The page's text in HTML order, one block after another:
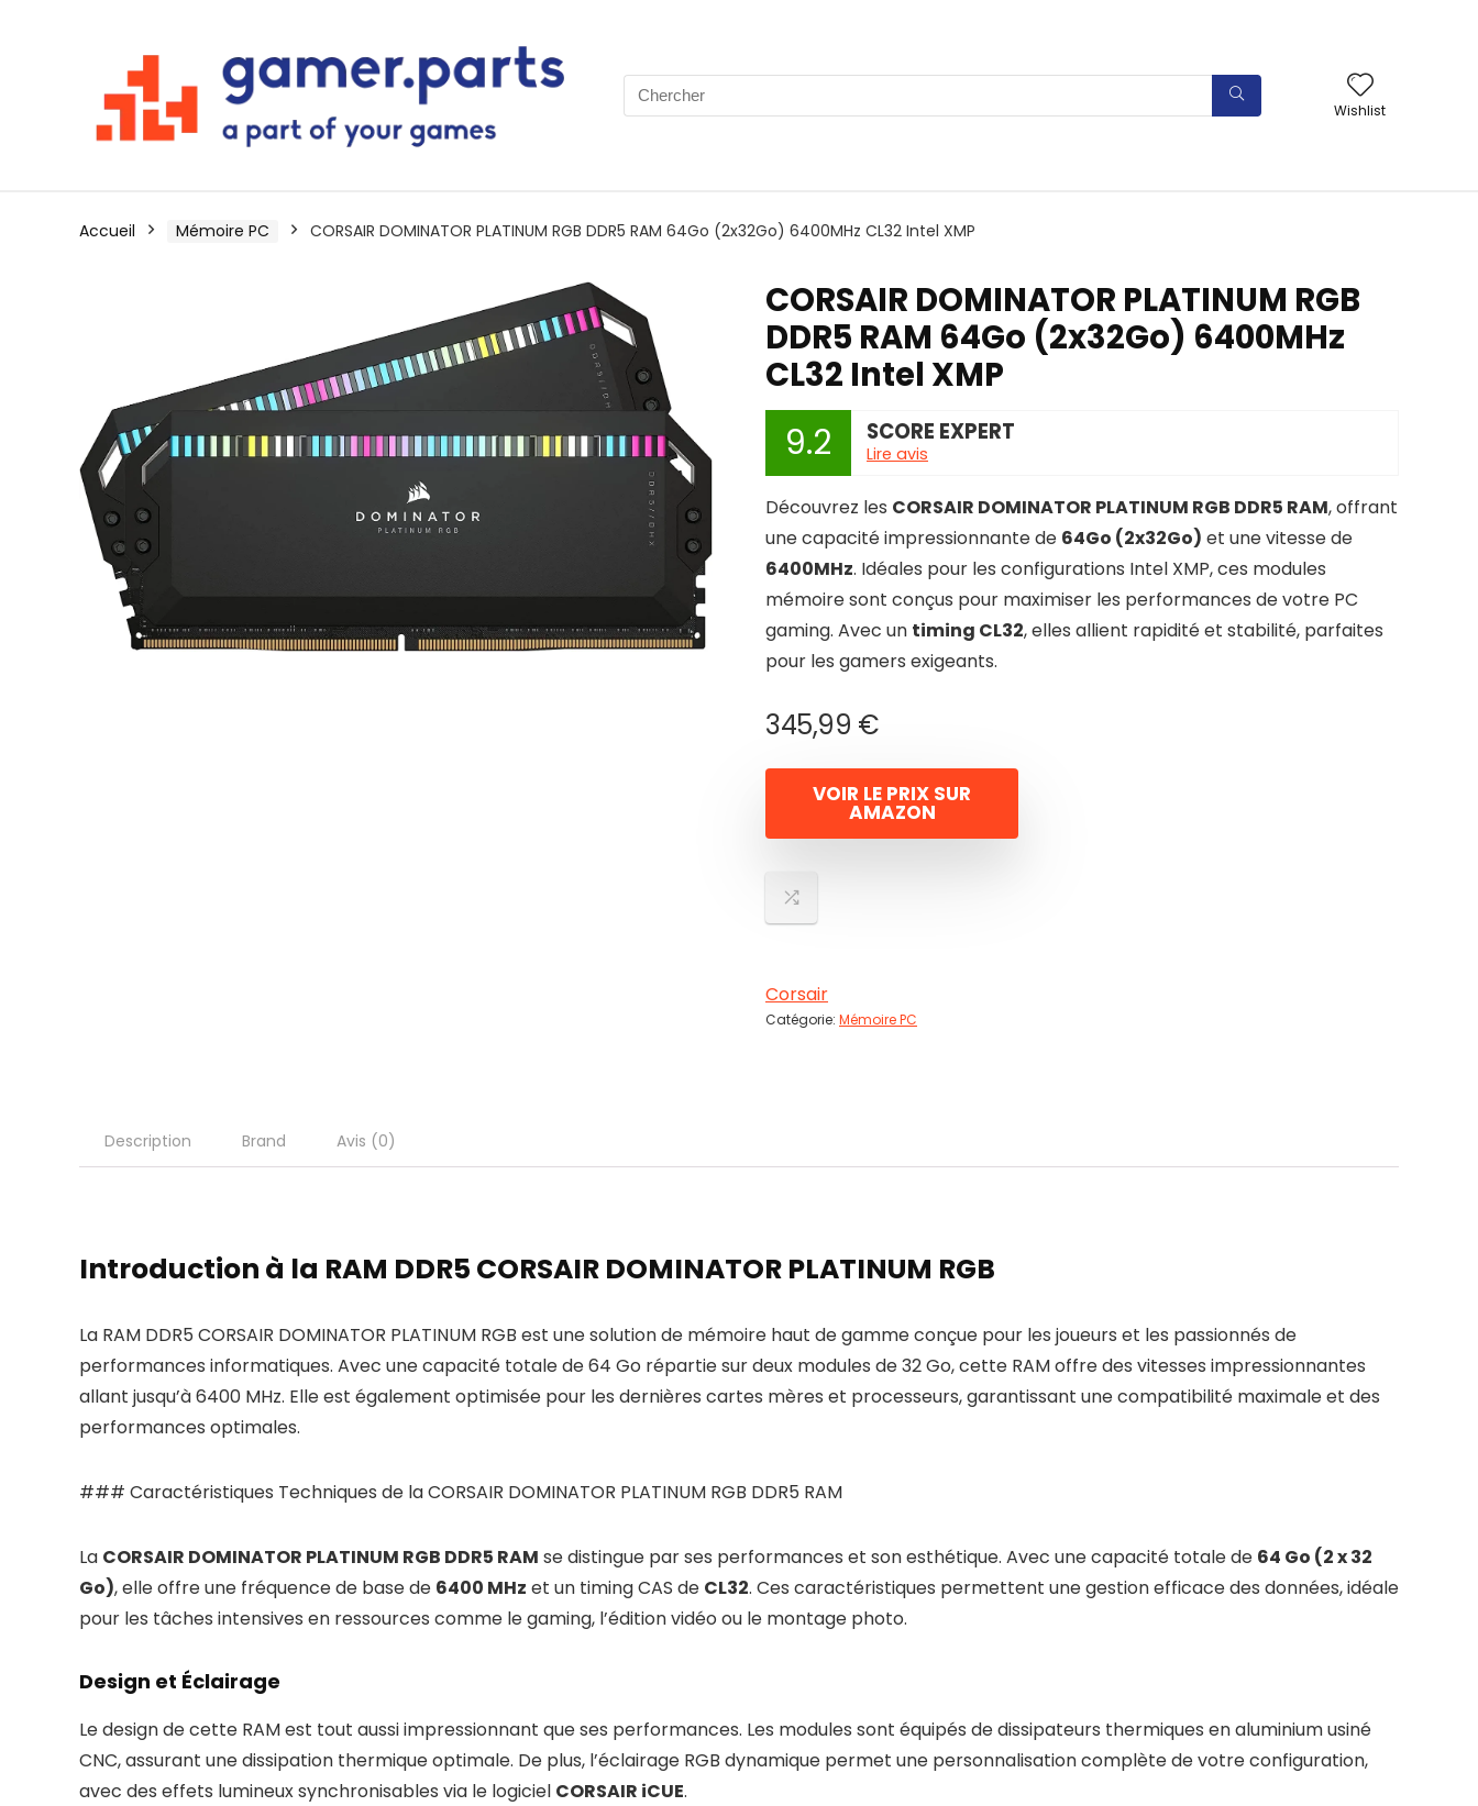
Search
for:
Wishlist
Accueil Mémoire PC CORSAIR DOMINATOR PLATINUM RGB DDR5 RAM 64Go (2x32Go) 6400MHz CL32 Intel XMP
CORSAIR DOMINATOR PLATINUM RGB
DDR5 RAM 64Go (2x32Go) 6400MHz
CL32 Intel XMP
9.2 SCORE EXPERT
Lire avis
Découvrez les CORSAIR DOMINATOR PLATINUM RGB DDR5 RAM, offrant
une capacité impressionnante de 64Go (2x32Go) et une vitesse de
6400MHz. Idéales pour les configurations Intel XMP, ces modules
mémoire sont conçus pour maximiser les performances de votre PC
gaming. Avec un timing CL32, elles allient rapidité et stabilité, parfaites
pour les gamers exigeants.
345,99 €
VOIR LE PRIX SUR
AMAZON
Corsair
Catégorie: Mémoire PC
Description Brand Avis (0)
Introduction à la RAM DDR5 CORSAIR DOMINATOR PLATINUM RGB
La RAM DDR5 CORSAIR DOMINATOR PLATINUM RGB est une solution de mémoire haut de gamme conçue pour les joueurs et les passionnés de
performances informatiques. Avec une capacité totale de 64 Go répartie sur deux modules de 32 Go, cette RAM offre des vitesses impressionnantes
allant jusqu’à 6400 MHz. Elle est également optimisée pour les dernières cartes mères et processeurs, garantissant une compatibilité maximale et des
performances optimales.
### Caractéristiques Techniques de la CORSAIR DOMINATOR PLATINUM RGB DDR5 RAM
La CORSAIR DOMINATOR PLATINUM RGB DDR5 RAM se distingue par ses performances et son esthétique. Avec une capacité totale de 64 Go (2 x 32
Go), elle offre une fréquence de base de 6400 MHz et un timing CAS de CL32. Ces caractéristiques permettent une gestion efficace des données, idéale
pour les tâches intensives en ressources comme le gaming, l’édition vidéo ou le montage photo.
Design et Éclairage
Le design de cette RAM est tout aussi impressionnant que ses performances. Les modules sont équipés de dissipateurs thermiques en aluminium usiné
CNC, assurant une dissipation thermique optimale. De plus, l’éclairage RGB dynamique permet une personnalisation complète de votre configuration,
avec des effets lumineux synchronisables via le logiciel CORSAIR iCUE.